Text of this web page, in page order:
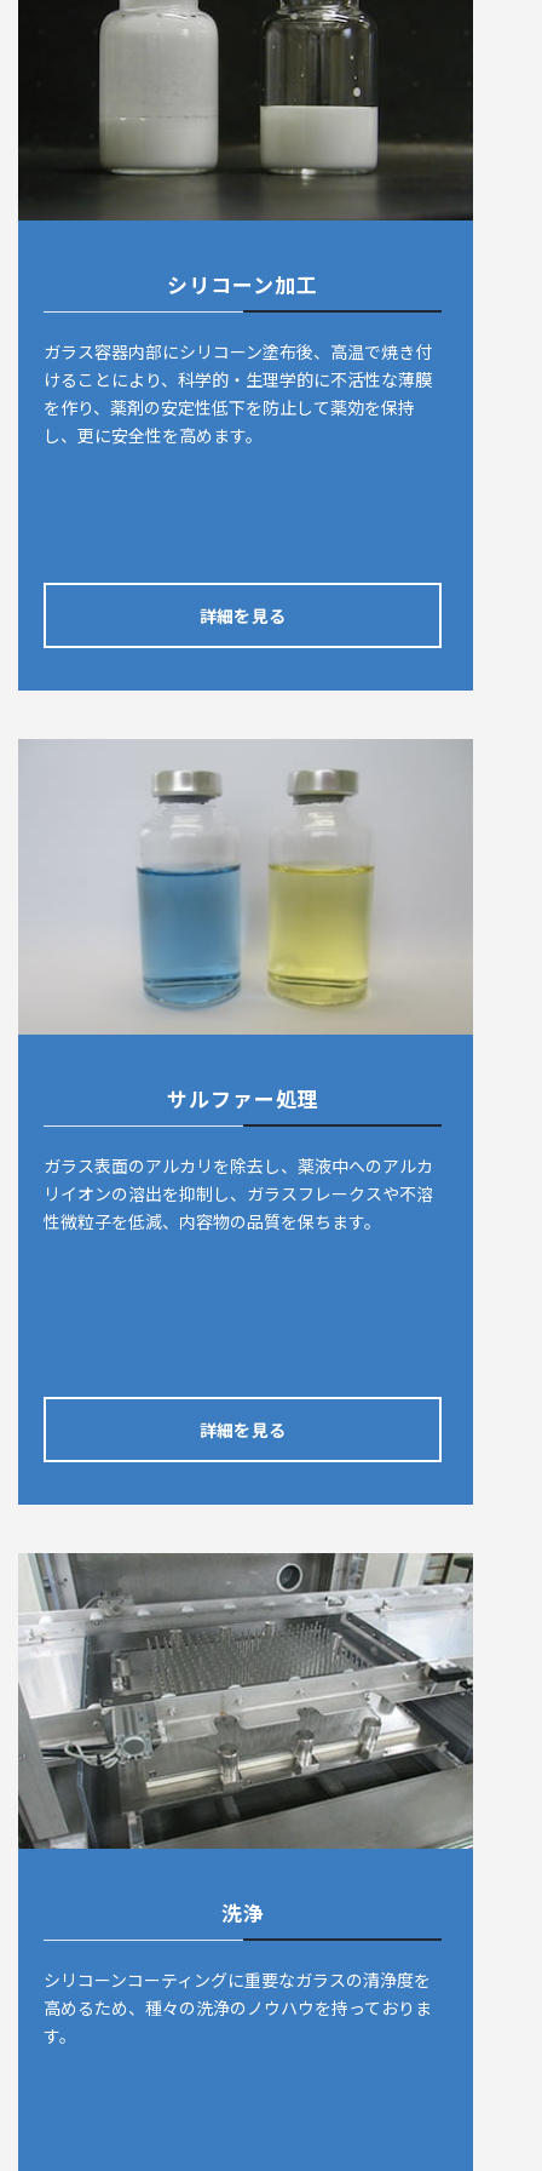
シリコーン加工
ガラス容器内部にシリコーン塗布後、高温で焼き付
けることにより、科学的・生理学的に不活性な薄膜
を作り、薬剤の安定性低下を防止して薬効を保持
し、更に安全性を高めます。
詳細を見る
サルファー処理
ガラス表面のアルカリを除去し、薬液中へのアルカ
リイオンの溶出を抑制し、ガラスフレークスや不溶
性微粒子を低減、内容物の品質を保ちます。
詳細を見る
洗浄
シリコーンコーティングに重要なガラスの清浄度を
高めるため、種々の洗浄のノウハウを持っておりま
す。